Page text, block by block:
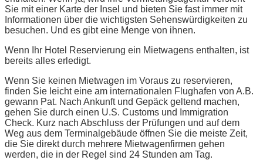
Sie mit einer Karte der Insel und bieten Sie fast immer mit
Informationen über die wichtigsten Sehenswürdigkeiten zu
besuchen. Und es gibt eine Menge von ihnen.
Wenn Ihr Hotel Reservierung ein Mietwagens enthalten, ist
bereits alles erledigt.
Wenn Sie keinen Mietwagen im Voraus zu reservieren,
finden Sie leicht eine am internationalen Flughafen von A.B.
gewann Pat. Nach Ankunft und Gepäck geltend machen,
gehen Sie durch einen U.S. Customs und Immigration
Check. Kurz nach Abschluss der Prüfungen und auf dem
Weg aus dem Terminalgebäude öffnen Sie die meiste Zeit,
die Sie direkt durch mehrere Mietwagenfirmen gehen
werden, die in der Regel sind 24 Stunden am Tag.